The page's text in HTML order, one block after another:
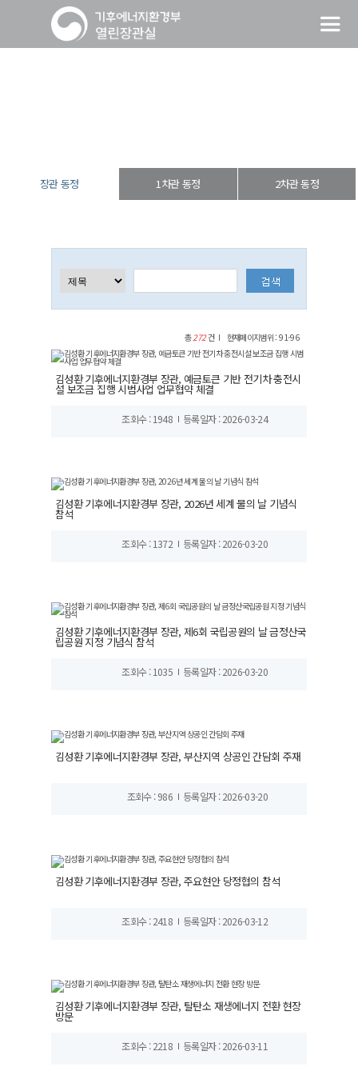
장관 동정 1차관 동정 2차관 동정
총272건 현재페이지범위 : 91-96
김성환 기후에너지환경부 장관, 예금토큰 기반 전기차 충전시
설 보조금 집행 시범사업 업무협약 체결
조회수 : 1948 등록일자 : 2026-03-24
김성환 기후에너지환경부 장관, 2026년 세계 물의 날 기념식
참석
조회수 : 1372 등록일자 : 2026-03-20
김성환 기후에너지환경부 장관, 제6회 국립공원의 날 금정산국
립공원 지정 기념식 참석
조회수 : 1035 등록일자 : 2026-03-20
김성환 기후에너지환경부 장관, 부산지역 상공인 간담회 주재
조회수 : 986 등록일자 : 2026-03-20
김성환 기후에너지환경부 장관, 주요현안 당정협의 참석
조회수 : 2418 등록일자 : 2026-03-12
김성환 기후에너지환경부 장관, 탈탄소 재생에너지 전환 현장
방문
조회수 : 2218 등록일자 : 2026-03-11